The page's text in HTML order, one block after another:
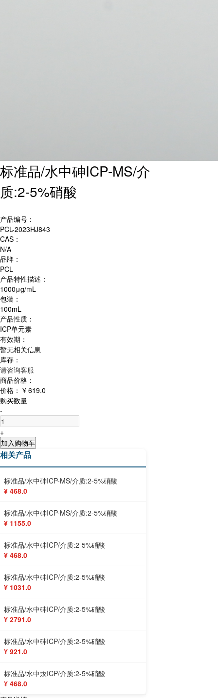
标准品/水中砷ICP-MS/介
质:2-5%硝酸
产品编号：
PCL-2023HJ843
CAS：
N/A
品牌：
PCL
产品特性描述：
1000μg/mL
包装：
100mL
产品性质：
ICP单元素
有效期：
暂无相关信息
库存：
请咨询客服
商品价格：
价格： ¥ 619.0
购买数量
-
+
加入购物车
相关产品
标准品/水中砷ICP-MS/介质:2-5%硝酸
¥ 468.0
标准品/水中砷ICP-MS/介质:2-5%硝酸
¥ 1155.0
标准品/水中砷ICP/介质:2-5%硝酸
¥ 468.0
标准品/水中砷ICP/介质:2-5%硝酸
¥ 1031.0
标准品/水中砷ICP/介质:2-5%硝酸
¥ 2791.0
标准品/水中砷ICP/介质:2-5%硝酸
¥ 921.0
标准品/水中汞ICP/介质:2-5%硝酸
¥ 468.0